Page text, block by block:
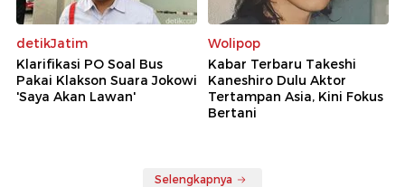
detikJatim
Klarifikasi PO Soal Bus
Pakai Klakson Suara Jokowi
'Saya Akan Lawan'
Wolipop
Kabar Terbaru Takeshi
Kaneshiro Dulu Aktor
Tertampan Asia, Kini Fokus
Bertani
Selengkapnya